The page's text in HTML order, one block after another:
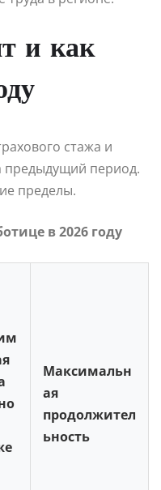
и как
стажа и
предыдущий период.
пределы.
в 2026 году
Максимальн
ая
продолжител
ьность